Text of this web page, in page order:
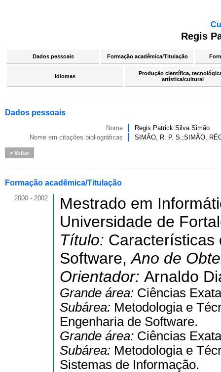
Regis
Dados pessoais Formação acadêmica/Titulação
Idiomas
Produção científica,
artística/cultural
Dados pessoais
Nome
Regis Patrick Silva Simão
Nome em citações bibliográficas
SIMÃO, R. P. S.;SIMÃO,
Voltar
Formação acadêmica/Titulação
2000 - 2002
Mestrado em
Universidade de
Título: Características
Software,Ano de
Orientador: Arnaldo
Grande área: Ciências
Subárea: Metodologia e
Engenharia de Software.
Grande área: Ciências
Subárea: Metodologia e
Sistemas de Informação.